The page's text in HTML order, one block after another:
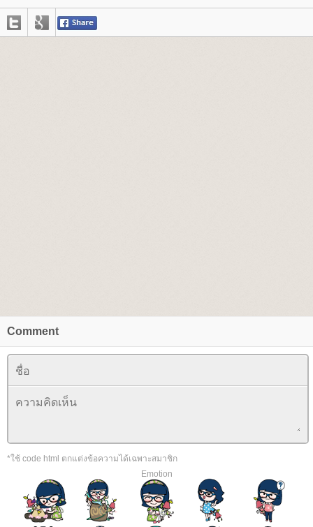
Comment
*ใช้ code html ตกแต่งข้อความได้เฉพาะสมาชิก
Emotion